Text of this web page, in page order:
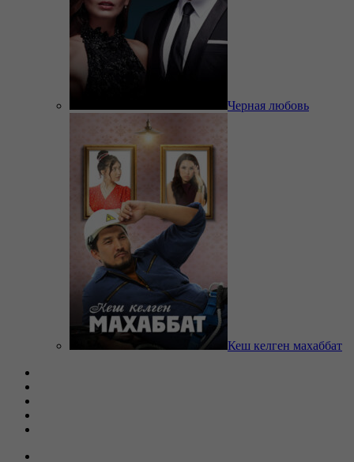
Черная любовь
Кеш келген махаббат